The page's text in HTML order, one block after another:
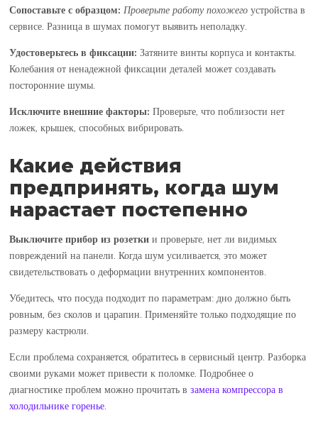
Сопоставьте с образцом: Проверьте работу похожего устройства в
сервисе. Разница в шумах помогут выявить неполадку.
Удостоверьтесь в фиксации: Затяните винты корпуса и контакты.
Колебания от ненадежной фиксации деталей может создавать
посторонние шумы.
Исключите внешние факторы: Проверьте, что поблизости нет
ложек, крышек, способных вибрировать.
Какие действия
предпринять, когда шум
нарастает постепенно
Выключите прибор из розетки и проверьте, нет ли видимых
повреждений на панели. Когда шум усиливается, это может
свидетельствовать о деформации внутренних компонентов.
Убедитесь, что посуда подходит по параметрам: дно должно быть
ровным, без сколов и царапин. Применяйте только подходящие по
размеру кастрюли.
Если проблема сохраняется, обратитесь в сервисный центр. Разборка
своими руками может привести к поломке. Подробнее о
диагностике проблем можно прочитать взамена компрессора в
холодильнике горенье